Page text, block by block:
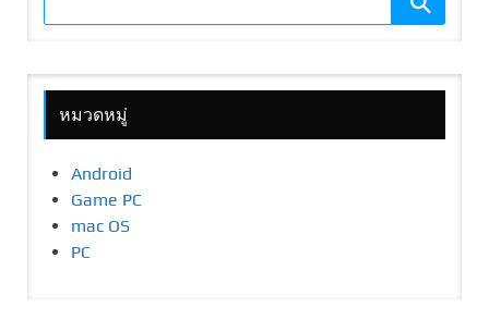
หมวดหมู่
Android
Game PC
mac OS
PC